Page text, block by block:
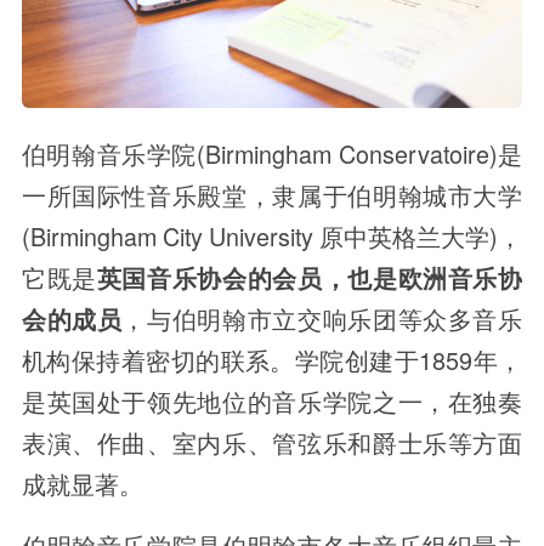
伯明翰音乐学院(Birmingham Conservatoire)是
一所国际性音乐殿堂，隶属于伯明翰城市大学
(Birmingham City University 原中英格兰大学)，
它既是英国音乐协会的会员，也是欧洲音乐协
会的成员 ，与伯明翰市立交响乐团等众多音乐
机构保持着密切的联系。学院创建于1859年，
是英国处于领先地位的音乐学院之一，在独奏
表演、作曲、室内乐、管弦乐和爵士乐等方面
成就显著。